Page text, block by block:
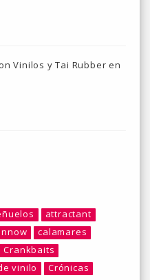
Vinilos y Tai Rubber en
attractant
calamares
Crankbaits
vinilo
Crónicas